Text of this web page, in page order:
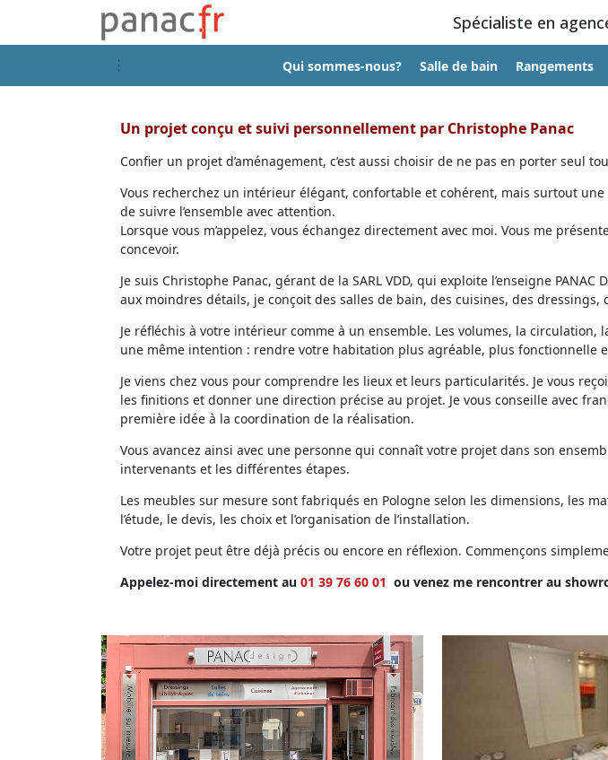
Spécialiste en
Qui sommes-nous? Salle de bain Rangements
Un projet conçu et suivi personnellement par Christophe Panac
Confier un projet d’aménagement, c’est aussi choisir de ne pas en porter seul
Vous recherchez un intérieur élégant, confortable et cohérent, mais surtout
de suivre l’ensemble avec attention.
Lorsque vous m’appelez, vous échangez directement avec moi. Vous me
concevoir.
Je suis Christophe Panac, gérant de la SARL VDD, qui exploite l’enseigne
aux moindres détails, je conçoit des salles de bain, des cuisines, des
Je réfléchis à votre intérieur comme à un ensemble. Les volumes, la
une même intention : rendre votre habitation plus agréable, plus fonctionnelle
Je viens chez vous pour comprendre les lieux et leurs particularités. Je vous
les finitions et donner une direction précise au projet. Je vous conseille avec
première idée à la coordination de la réalisation.
Vous avancez ainsi avec une personne qui connaît votre projet dans son
intervenants et les différentes étapes.
Les meubles sur mesure sont fabriqués en Pologne selon les dimensions, les
l’étude, le devis, les choix et l’organisation de l’installation.
Votre projet peut être déjà précis ou encore en réflexion. Commençons
Appelez-moi directement au 01 39 76 60 01 ou venez me rencontrer au